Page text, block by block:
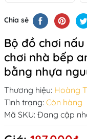
Chia sẻ
Bộ đồ chơi
chơi nhà bếp
bằng nhựa
Thương hiệu: Hoàng
Tình trạng: Còn hàng
Mã SKU: Đang cập